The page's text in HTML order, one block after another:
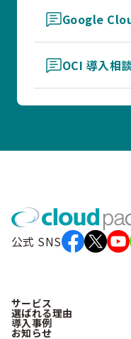
Google
OCI 導入相
公式 SNS
サービス
選ばれる理由
導入事例
お知らせ